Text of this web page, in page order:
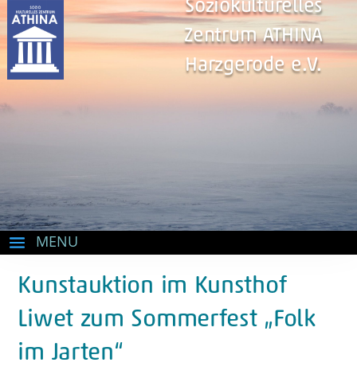
Soziokulturelles
Zentrum ATHINA
Harzgerode e.V.
Kunstauktion im Kunsthof
Liwet zum Sommerfest „Folk
im Jarten“